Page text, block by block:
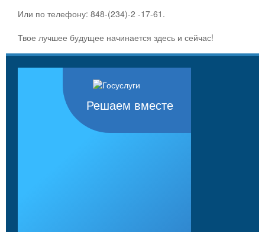
Или по телефону: 848-(234)-2 -17-61.
Твое лучшее будущее начинается здесь и сейчас!
Решаем вместе